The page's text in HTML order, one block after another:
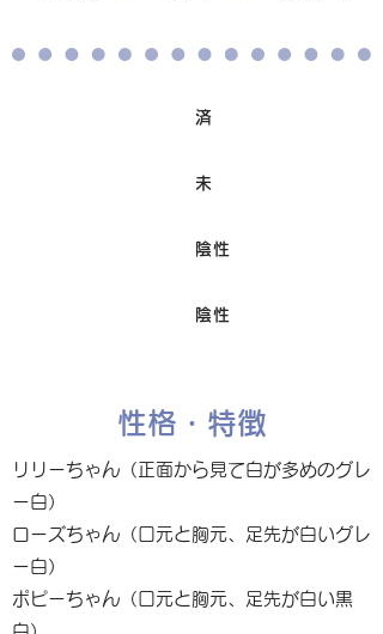
済
未
陰性
陰性
性格・特徴
リリーちゃん（正面から見て白が多めのグレ
ー白）
ローズちゃん（口元と胸元、足先が白いグレ
ー白）
ポピーちゃん（口元と胸元、足先が白い黒